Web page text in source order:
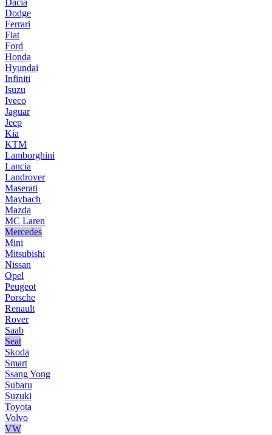
Dacia
Dodge
Ferrari
Fiat
Ford
Honda
Hyundai
Infiniti
Isuzu
Iveco
Jaguar
Jeep
Kia
KTM
Lamborghini
Lancia
Landrover
Maserati
Maybach
Mazda
MC Laren
Mercedes
Mini
Mitsubishi
Nissan
Opel
Peugeot
Porsche
Renault
Rover
Saab
Seat
Skoda
Smart
Ssang Yong
Subaru
Suzuki
Toyota
Volvo
VW